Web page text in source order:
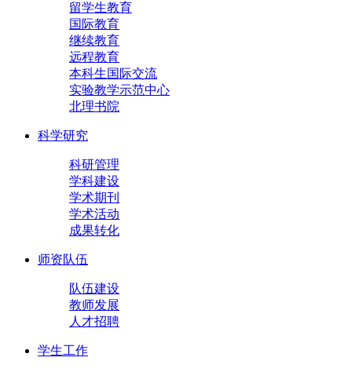
留学生教育
国际教育
继续教育
远程教育
本科生国际交流
实验教学示范中心
北理书院
科学研究
科研管理
学科建设
学术期刊
学术活动
成果转化
师资队伍
队伍建设
教师发展
人才招聘
学生工作